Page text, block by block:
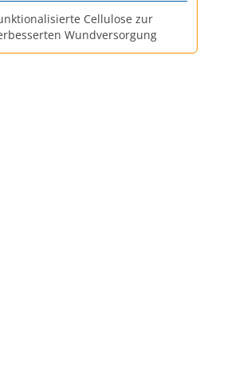
Cellulose zur
Wundversorgung